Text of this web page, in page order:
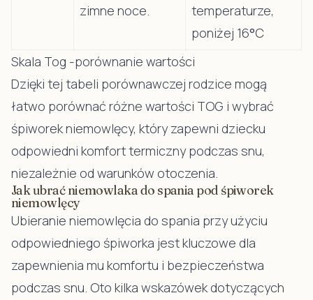
zimne noce.
temperaturze,
poniżej 16°C
Skala Tog -porównanie wartości
Dzięki tej tabeli porównawczej rodzice mogą
łatwo porównać różne wartości TOG i wybrać
śpiworek niemowlęcy, który zapewni dziecku
odpowiedni komfort termiczny podczas snu,
niezależnie od warunków otoczenia.
Jak ubrać niemowlaka do spania pod śpiworek
niemowlęcy
Ubieranie niemowlęcia do spania przy użyciu
odpowiedniego śpiworka jest kluczowe dla
zapewnienia mu komfortu i bezpieczeństwa
podczas snu. Oto kilka wskazówek dotyczących